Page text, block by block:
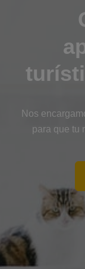
Nos
para que tu